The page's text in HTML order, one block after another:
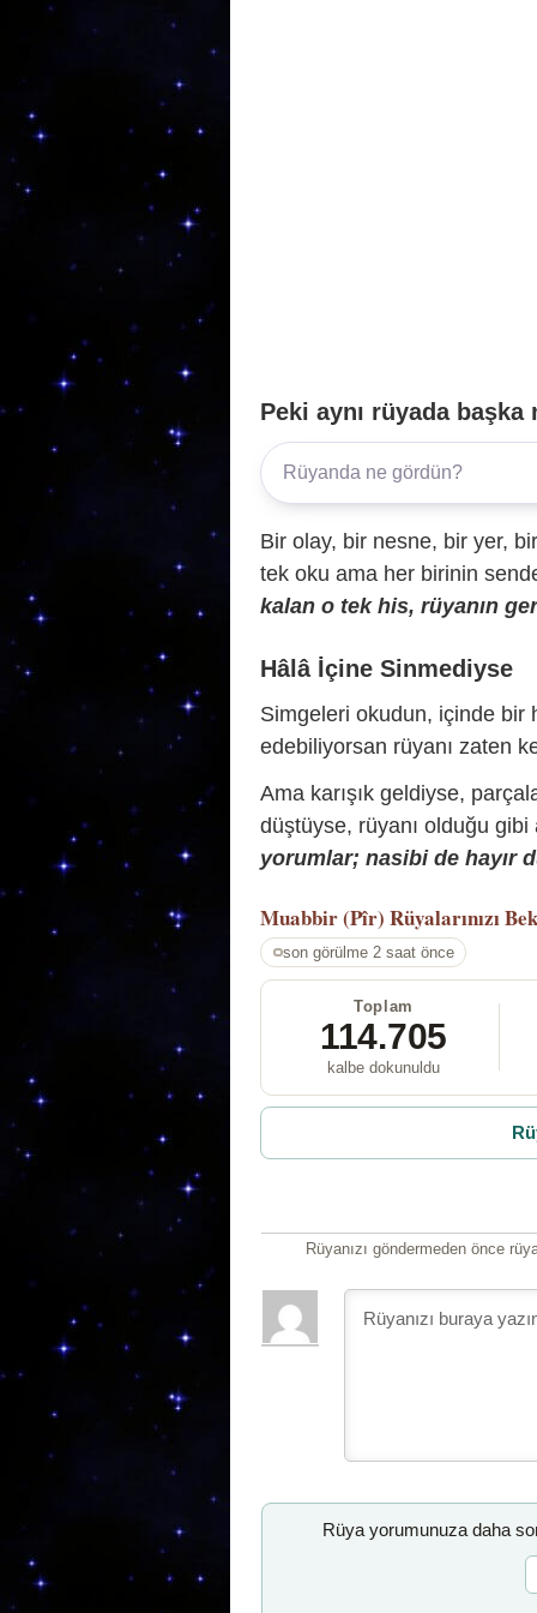
Peki aynı rüyada başka
Bir olay, bir nesne, bir yer,
tek oku ama her birinin
kalan o tek his, rüyanın
Hâlâ İçine Sinmediyse
Simgeleri okudun, içinde bir
edebiliyorsan rüyanı zaten
Ama karışık geldiyse,
düştüyse, rüyanı olduğu gibi
yorumlar; nasibi de hayır
Muabbir (Pîr) Rüyalarınızı
son görülme 2 saat önce
Toplam
114.705
kalbe dokunuldu
Rüyanızı göndermeden önce
Rüya yorumunuza daha